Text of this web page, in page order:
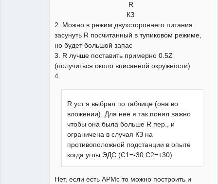
R
КЗ
2. Можно в режим двухстороннего питания
засунуть R посчитанный в тупиковом режиме,
но будет большой запас
3. R лучше поставить примерно 0.5Z
(получиться около вписанной окружности)
4.
R уст я выбрал по таблице (она во
вложении). Для нее я так понял важно
чтобы она была больше R пер., и
ограничена в случая КЗ на
противоположной подстанции в опыте
когда углы ЭДС (С1=-30 С2=+30)
Нет, если есть АРМс то можно построить и